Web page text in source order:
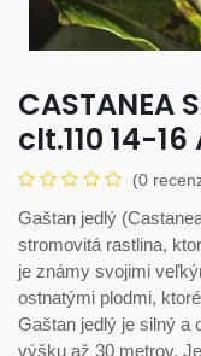
CASTANEA
clt.110 14-
(0
Gaštan jedlý
stromovitá rastlina,
je známy svojimi
ostnatými plodmi,
Gaštan jedlý je silný a
výšku až 30 metrov.